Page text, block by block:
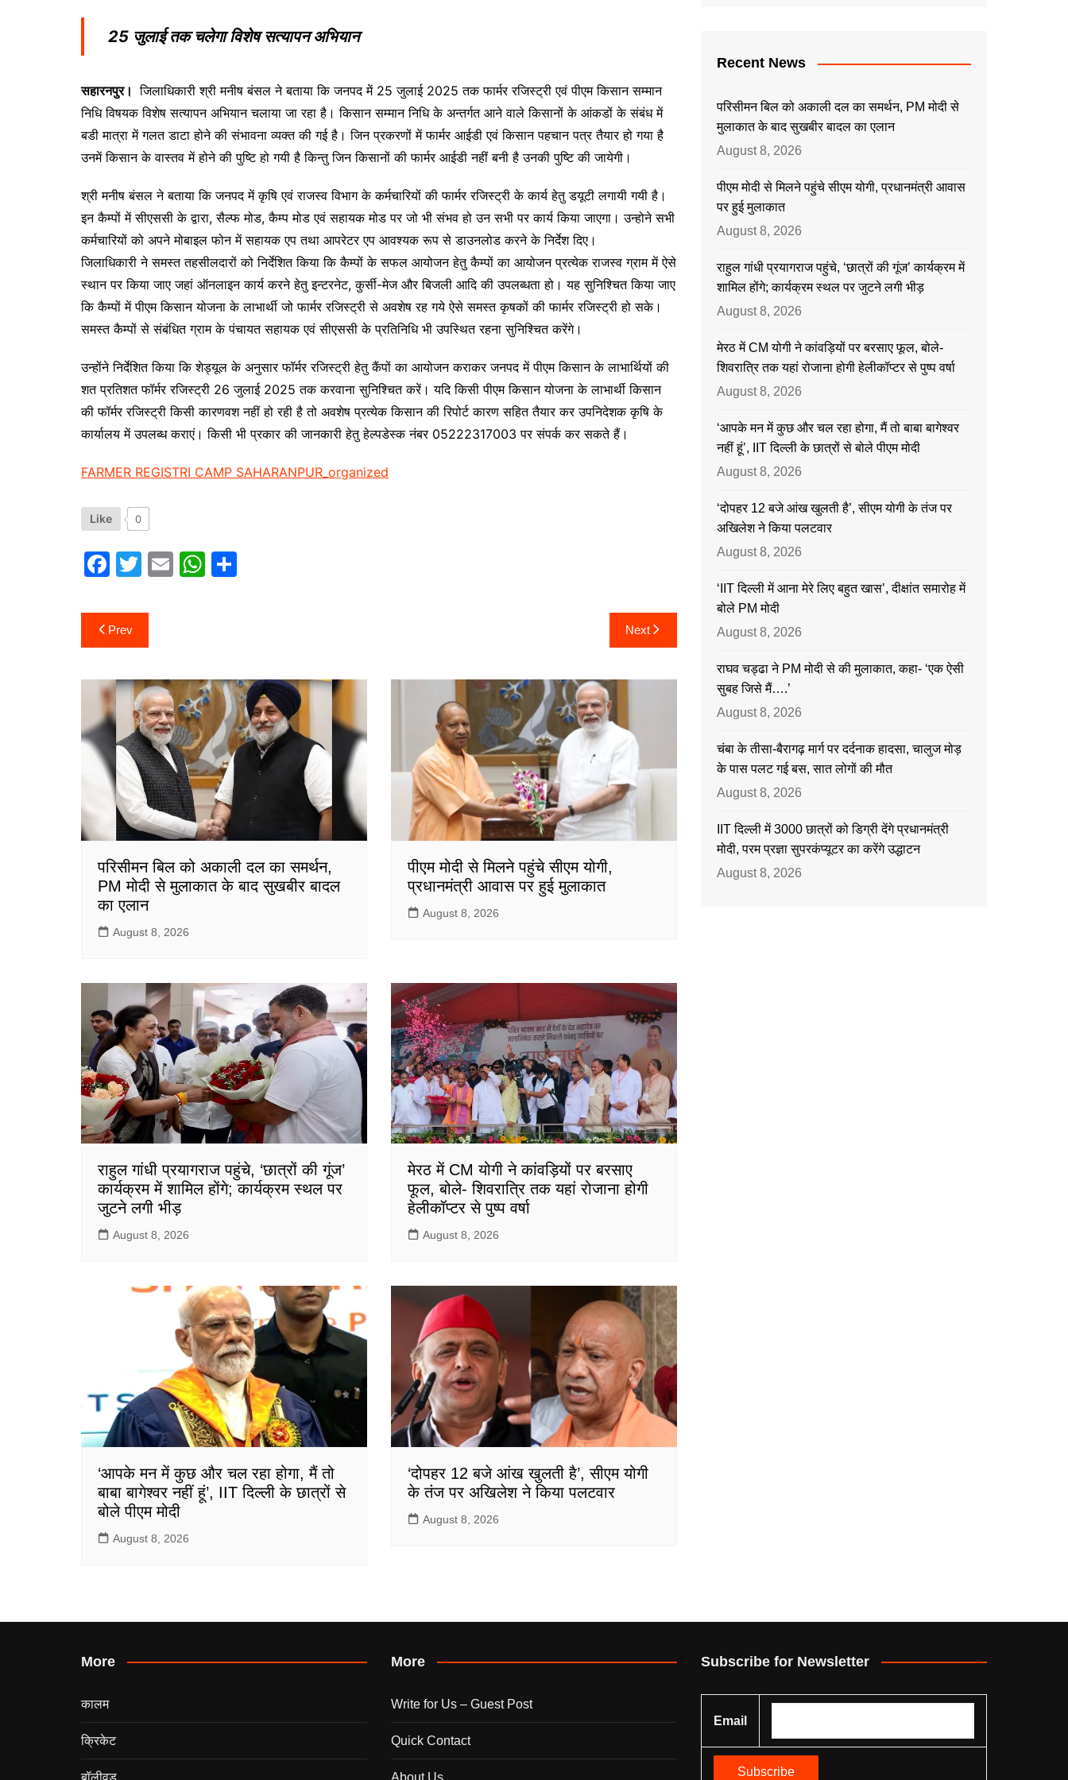
25 जुलाई तक चलेगा विशेष सत्यापन अभियान
सहारनपुर। जिलाधिकारी श्री मनीष बंसल ने बताया कि जनपद में 25 जुलाई 2025 तक फार्मर रजिस्ट्री एवं पीएम किसान सम्मान
निधि विषयक विशेष सत्यापन अभियान चलाया जा रहा है। किसान सम्मान निधि के अन्तर्गत आने वाले किसानों के आंकडों के संबंध में
बडी मात्रा में गलत डाटा होने की संभावना व्यक्त की गई है। जिन प्रकरणों में फार्मर आईडी एवं किसान पहचान पत्र तैयार हो गया है
उनमें किसान के वास्तव में होने की पुष्टि हो गयी है किन्तु जिन किसानों की फार्मर आईडी नहीं बनी है उनकी पुष्टि की जायेगी।
श्री मनीष बंसल ने बताया कि जनपद में कृषि एवं राजस्व विभाग के कर्मचारियों की फार्मर रजिस्ट्री के कार्य हेतु डयूटी लगायी गयी है।
इन कैम्पों में सीएससी के द्वारा, सैल्फ मोड, कैम्प मोड एवं सहायक मोड पर जो भी संभव हो उन सभी पर कार्य किया जाएगा। उन्होने सभी
कर्मचारियों को अपने मोबाइल फोन में सहायक एप तथा आपरेटर एप आवश्यक रूप से डाउनलोड करने के निर्देश दिए।
जिलाधिकारी ने समस्त तहसीलदारों को निर्देशित किया कि कैम्पों के सफल आयोजन हेतु कैम्पों का आयोजन प्रत्येक राजस्व ग्राम में ऐसे
स्थान पर किया जाए जहां ऑनलाइन कार्य करने हेतु इन्टरनेट, कुर्सी-मेज और बिजली आदि की उपलब्धता हो। यह सुनिश्चित किया जाए
कि कैम्पों में पीएम किसान योजना के लाभार्थी जो फार्मर रजिस्ट्री से अवशेष रह गये ऐसे समस्त कृषकों की फार्मर रजिस्ट्री हो सके।
समस्त कैम्पों से संबंधित ग्राम के पंचायत सहायक एवं सीएससी के प्रतिनिधि भी उपस्थित रहना सुनिश्चित करेंगे।
उन्होंने निर्देशित किया कि शेड्यूल के अनुसार फॉर्मर रजिस्ट्री हेतु कैंपों का आयोजन कराकर जनपद में पीएम किसान के लाभार्थियों की
शत प्रतिशत फॉर्मर रजिस्ट्री 26 जुलाई 2025 तक करवाना सुनिश्चित करें। यदि किसी पीएम किसान योजना के लाभार्थी किसान
की फॉर्मर रजिस्ट्री किसी कारणवश नहीं हो रही है तो अवशेष प्रत्येक किसान की रिपोर्ट कारण सहित तैयार कर उपनिदेशक कृषि के
कार्यालय में उपलब्ध कराएं। किसी भी प्रकार की जानकारी हेतु हेल्पडेस्क नंबर 05222317003 पर संपर्क कर सकते हैं।
FARMER REGISTRI CAMP SAHARANPUR_organized
Like 0
F
c
e
o
o
k
T
itt
er
E
W
p
p
Post
navigation
Prev Next
परिसीमन बिल को अकाली दल का समर्थन,
PM मोदी से मुलाकात के बाद सुखबीर बादल
का एलान
August 8, 2026
पीएम मोदी से मिलने पहुंचे सीएम योगी,
प्रधानमंत्री आवास पर हुई मुलाकात
August 8, 2026
राहुल गांधी प्रयागराज पहुंचे, ‘छात्रों की गूंज’
कार्यक्रम में शामिल होंगे; कार्यक्रम स्थल पर
जुटने लगी भीड़
August 8, 2026
मेरठ में CM योगी ने कांवड़ियों पर बरसाए
फूल, बोले- शिवरात्रि तक यहां रोजाना होगी
हेलीकॉप्टर से पुष्प वर्षा
August 8, 2026
‘आपके मन में कुछ और चल रहा होगा, मैं तो
बाबा बागेश्वर नहीं हूं’, IIT दिल्ली के छात्रों से
बोले पीएम मोदी
August 8, 2026
‘दोपहर 12 बजे आंख खुलती है’, सीएम योगी
के तंज पर अखिलेश ने किया पलटवार
August 8, 2026
Recent News
परिसीमन बिल को अकाली दल का समर्थन, PM मोदी से
मुलाकात के बाद सुखबीर बादल का एलान
August 8, 2026
पीएम मोदी से मिलने पहुंचे सीएम योगी, प्रधानमंत्री आवास
पर हुई मुलाकात
August 8, 2026
राहुल गांधी प्रयागराज पहुंचे, ‘छात्रों की गूंज’ कार्यक्रम में
शामिल होंगे; कार्यक्रम स्थल पर जुटने लगी भीड़
August 8, 2026
मेरठ में CM योगी ने कांवड़ियों पर बरसाए फूल, बोले-
शिवरात्रि तक यहां रोजाना होगी हेलीकॉप्टर से पुष्प वर्षा
August 8, 2026
‘आपके मन में कुछ और चल रहा होगा, मैं तो बाबा बागेश्वर
नहीं हूं’, IIT दिल्ली के छात्रों से बोले पीएम मोदी
August 8, 2026
‘दोपहर 12 बजे आंख खुलती है’, सीएम योगी के तंज पर
अखिलेश ने किया पलटवार
August 8, 2026
‘IIT दिल्ली में आना मेरे लिए बहुत खास’, दीक्षांत समारोह में
बोले PM मोदी
August 8, 2026
राघव चड्ढा ने PM मोदी से की मुलाकात, कहा- ‘एक ऐसी
सुबह जिसे मैं….’
August 8, 2026
चंबा के तीसा-बैरागढ़ मार्ग पर दर्दनाक हादसा, चालुज मोड़
के पास पलट गई बस, सात लोगों की मौत
August 8, 2026
IIT दिल्ली में 3000 छात्रों को डिग्री देंगे प्रधानमंत्री
मोदी, परम प्रज्ञा सुपरकंप्यूटर का करेंगे उद्धाटन
August 8, 2026
More
कालम
क्रिकेट
बॉलीवुड
More
Write for Us – Guest Post
Quick Contact
About Us
Subscribe for Newsletter
Email